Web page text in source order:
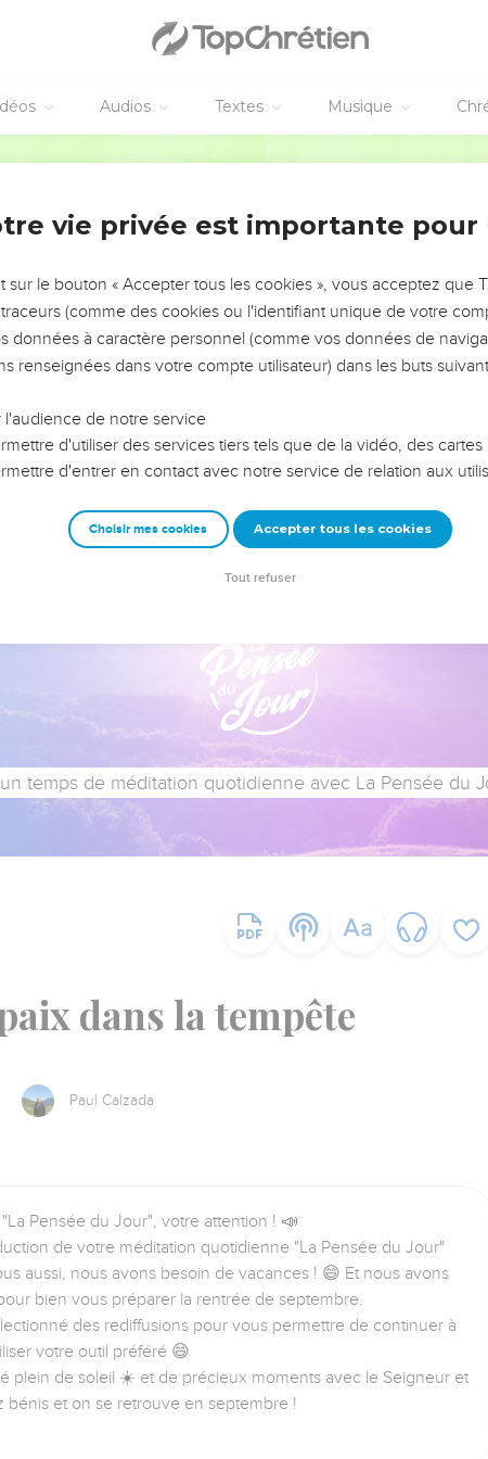
Audios Textes Musique
DE L’ANNÉE !
ÉVITER LES VOTRES ?
leur impact, leur foi ou leur vision. Mais on voit
qu'ils ont traversés, alors même que ce sont
et responsables reviennent sur les erreurs
avancer avec plus de sagesse afin que leurs erreurs
un ministère, une équipe, un groupe ou une famille,
temps de méditation quotidienne avec La Pensée du
dans la tempête
Paul Calzada
Pensée du Jour", votre attention ! 📣
de votre méditation quotidienne "La Pensée du Jour"
aussi, nous avons besoin de vacances ! 😄 Et nous avons
bien vous préparer la rentrée de septembre.
des rediffusions pour vous permettre de continuer à
votre outil préféré 😄
plein de soleil ☀️ et de précieux moments avec le Seigneur et
bénis et on se retrouve en septembre !
vie privée est importante pour
sur le bouton « Accepter tous les cookies », vous acceptez que
(comme des cookies ou l'identifiant unique de votre
données à caractère personnel (comme vos données de
renseignées dans votre compte utilisateur) dans les buts
l'audience de notre service
d'utiliser des services tiers tels que de la vidéo, des
d'entrer en contact avec notre service de relation aux
Choisir mes cookies Accepter tous les cookies
Tout refuser